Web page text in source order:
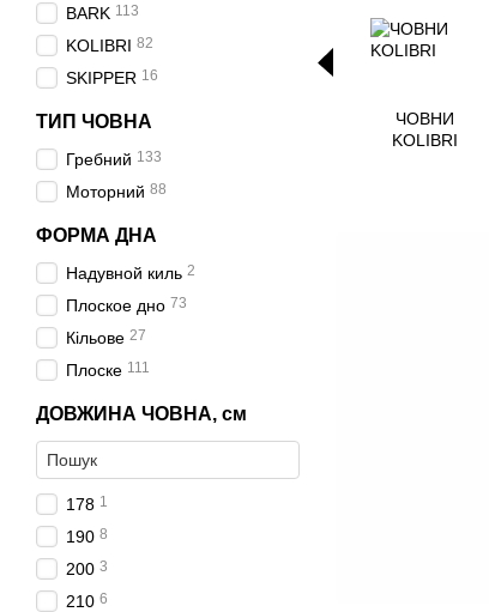
ЧОВНИ
KOLIBRI
BARK 113
KOLIBRI 82
SKIPPER 16
ТИП ЧОВНА
Гребний 133
Моторний 88
ФОРМА ДНА
Надувной киль 2
Плоское дно 73
Кільове 27
Плоске 111
ДОВЖИНА ЧОВНА, см
178 1
190 8
200 3
210 6